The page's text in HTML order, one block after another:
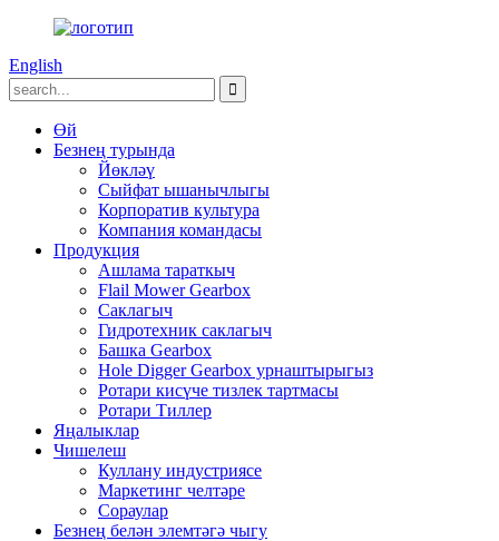
English
Өй
Безнең турында
Йөкләү
Сыйфат ышанычлыгы
Корпоратив культура
Компания командасы
Продукция
Ашлама тараткыч
Flail Mower Gearbox
Саклагыч
Гидротехник саклагыч
Башка Gearbox
Hole Digger Gearbox урнаштырыгыз
Ротари кисүче тизлек тартмасы
Ротари Тиллер
Яңалыклар
Чишелеш
Куллану индустриясе
Маркетинг челтәре
Сораулар
Безнең белән элемтәгә чыгу